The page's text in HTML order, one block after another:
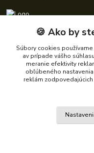
+421 940 621 185
info@autoking.sk
🍪 Ako by
Súbory cookies
av prípade vášho
meranie efektivity
obľúbeného
reklám